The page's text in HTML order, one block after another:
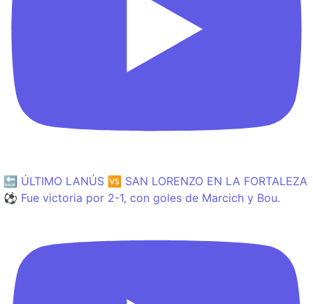
🔙 ÚLTIMO LANÚS 🆚 SAN LORENZO EN LA FORTALEZA
⚽️ Fue victoria por 2-1, con goles de Marcich y Bou.